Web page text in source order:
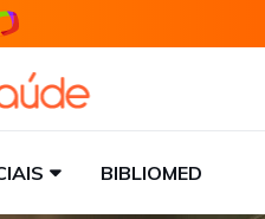
BIBLIOMED